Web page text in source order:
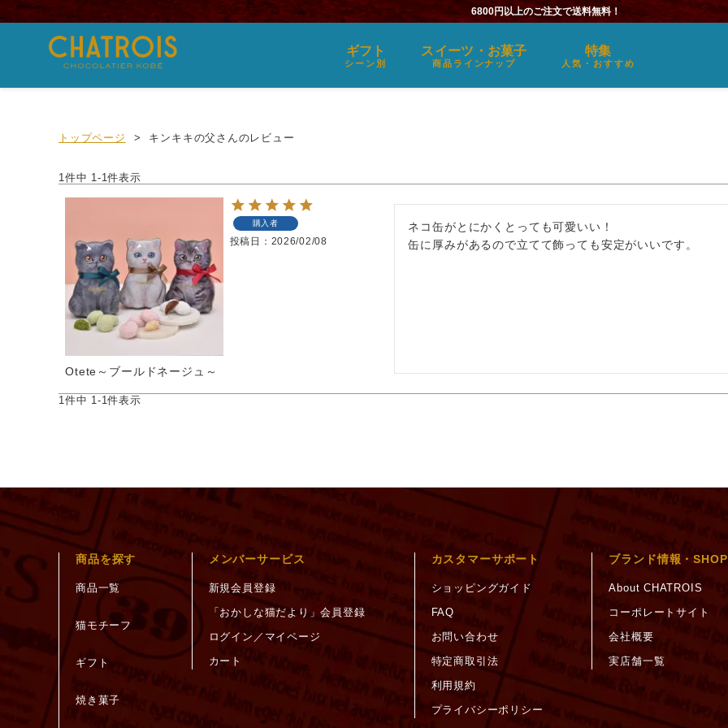
6800円以上のご注文で送料無料！
ギフト
シーン別
スイーツ・お菓子
商品ラインナップ
特集
人気・おすすめ
トップページ キンキキの父さんのレビュー
1件中 1-1件表示
Otete～ブールドネージュ～
購入者
投稿日 2026/02/08
ネコ缶がとにかくとっても可愛いい！
1 件中 1 -1件表示
商品を探す
商品一覧
猫モチーフ
ギフト
焼き菓子
メンバーサービス
新規会員登録
「おかしな猫だより」会員登録
ログイン／マイページ
カート
カスタマーサポート
ショッピングガイド
FAQ
お問い合わせ
特定商取引法
利用規約
プライバシーポリシー
ブランド情報・SHOP
About CHATROIS
コーポレートサイト
会社概要
実店舗一覧